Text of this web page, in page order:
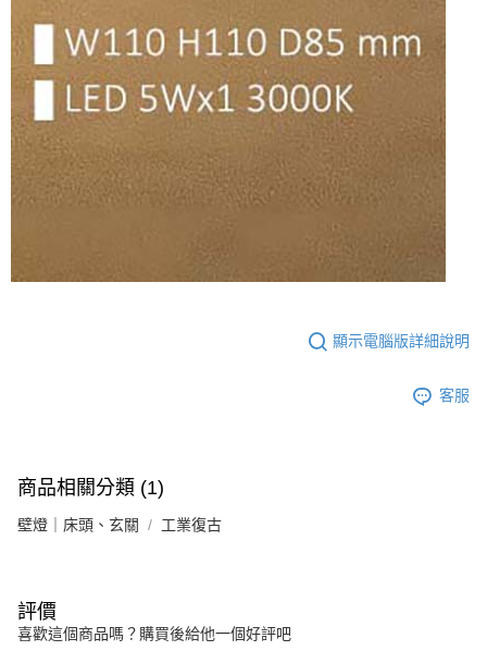
顯示電腦版詳細說明
客服
商品相關分類 (1)
壁燈｜床頭、玄關 工業復古
評價
喜歡這個商品嗎？購買後給他一個好評吧